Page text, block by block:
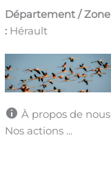
Département / Zone
: Hérault
À propos de nous
Nos actions ...